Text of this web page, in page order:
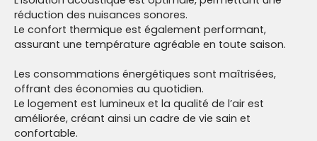
réduction des nuisances sonores.
Le confort thermique est également performant,
assurant une température agréable en toute saison.
Les consommations énergétiques sont maîtrisées,
offrant des économies au quotidien.
Le logement est lumineux et la qualité de l’air est
améliorée, créant ainsi un cadre de vie sain et
confortable.